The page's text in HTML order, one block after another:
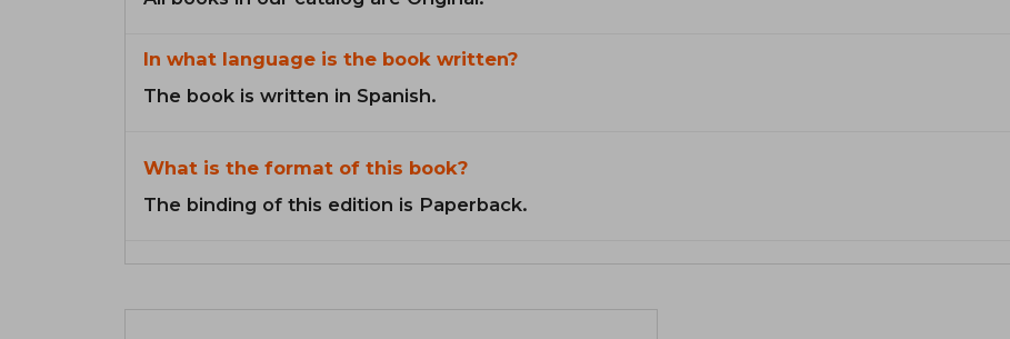
In what language is the book written?
The book is written in Spanish.
What is the format of this book?
The binding of this edition is Paperback.